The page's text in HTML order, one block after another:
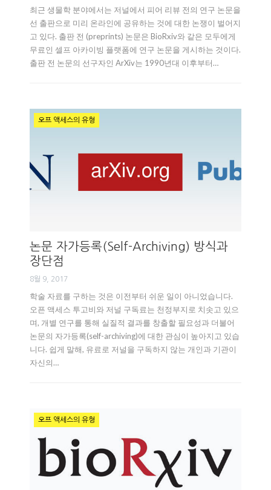
최근 생물학 분야에서는 저널에서 피어 리뷰 전의 연구 논문을
선 출판으로 미리 온라인에 공유하는 것에 대한 논쟁이 벌어지
고 있다. 출판 전 (preprints) 논문은 BioRxiv와 같은 모두에게
무료인 셀프 아카이빙 플랫폼에 연구 논문을 게시하는 것이다.
출판 전 논문의 선구자인 ArXiv는 1990년대 이후부터…
오프 액세스의 유형
논문 자가등록(self-Archiving) 방식과
장단점
8월 9, 2017
학술 자료를 구하는 것은 이전부터 쉬운 일이 아니었습니다.
오픈 액세스 투고비와 저널 구독료는 천정부지로 치솟고 있으
며, 개별 연구를 통해 실질적 결과를 창출할 필요성과 더불어
논문의 자가등록(self-archiving)에 대한 관심이 높아지고 있습
니다. 쉽게 말해, 유료로 저널을 구독하지 않는 개인과 기관이
자신의…
오프 액세스의 유형